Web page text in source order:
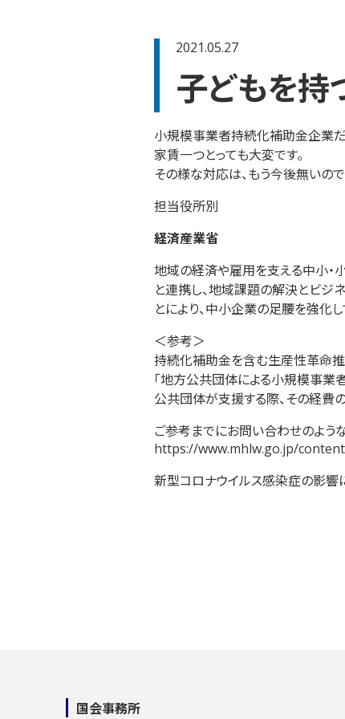
2021.05.27
子どもを持
小規模事業者持続化補助金企業だ
家賃一つとっても大変です。
その様な対応は、もう今後無いので
担当役所別
経済産業省
地域の経済や雇用を支える中小・
と連携し、地域課題の解決とビジ
とにより、中小企業の足腰を強化
＜参考＞
持続化補助金を含む生産性革命推
「地方公共団体による小規模事
公共団体が支援する際、その経費
ご参考までにお問い合わせのよう
https://www.mhlw.go.jp/
新型コロナウイルス感染症の影響
国会事務所